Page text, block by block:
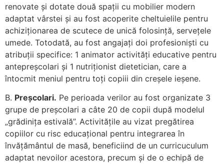
renovate și dotate două spații cu mobilier modern
adaptat vârstei și au fost acoperite cheltuielile pentru
achiziționarea de scutece de unică folosință, servețele
umede. Totodată, au fost angajați doi profesioniști cu
atribuții specifice: 1 animator activități educative pentru
antepreșcolari și 1 nutriționist dietetician, care a
întocmit meniul pentru toți copiii din creșele ieșene.
B. Preșcolari. Pe perioada verilor au fost organizate 3
grupe de preșcolari a câte 20 de copii după modelul
„grădinița estivală”. Activitățile au vizat pregătirea
copiilor cu risc educațional pentru integrarea în
învățământul de masă, beneficiind de un curricuculum
adaptat nevoilor acestora, precum și de o echipă de